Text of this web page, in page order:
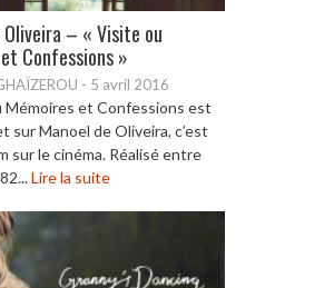
Oliveira – « Visite ou
Confessions »
- 5 avril 2016
Mémoires et Confessions est
sur Manoel de Oliveira, c’est
sur le cinéma. Réalisé entre
Lire la suite